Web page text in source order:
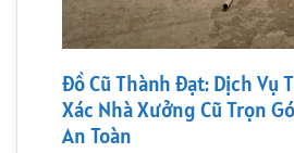
Đồ Cũ Thành Đạt: Dịch Vụ
Xác Nhà Xưởng Cũ Trọn
An Toàn